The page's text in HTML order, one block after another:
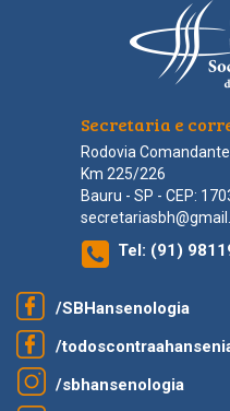
Secretaria e
Rodovia
Km 225/226
Bauru - SP - CEP:
Tel: (91)
/SBHansenologia
/
/sbhansenologia